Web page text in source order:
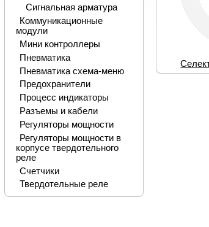
Сигнальная арматура
Коммуникационные
модули
Мини контроллеры
Пневматика
Пневматика схема-меню
Предохранители
Процесс индикаторы
Разъемы и кабели
Регуляторы мощности
Регуляторы мощности в
корпусе твердотельного
реле
Счетчики
Твердотельные реле